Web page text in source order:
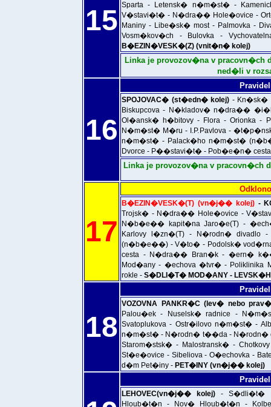
15 Sparta - Letensk� n�m�st� -
V�stavi�t� - N�dra�� Hole�ovice -
Maniny - Libe�sk� most - Palmovka -
Vosm�kov�ch - Bulovka -
B�EZIN�VESK�(Z) (vnit�n� kolej)
Linka je provozov�na v pracovn�ch
ned�li v
16
SPOJOVAC� (st�edn� kolej) - Kn�sk�
Biskupcova - N�kladov� n�dra��
Ol�ansk� h�bitovy - Flora - Orionka -
N�m�st� M�ru - I.P.Pavlova -
n�m�st� - Palack�ho n�m�st�
Dvorce - P��stavi�t� - Pob�e�n�
Linka je provozov�na v pracovn�ch
17
B�EZIN�VESK�(T) (vn�j�� kolej)-
Trojsk� - N�dra�� Hole�ovice -
N�b�e�� kapit�na Jaro�e(T) -
Karlovy l�zn�(T) - N�rodn�
(n�b�e��) - V�to� - Podolsk�
cesta - N�dra�� Bran�k - �ern�
Mod�any - �echova �tvr� - Poliklinika
rokle - S�DLI�T� MOD�ANY -
18
VOZOVNA PANKR�C (lev� nebo
Palou�ek - Nuselsk� radnice -
Svatoplukova - Ostr�ilovo n�m�st� -
n�m�st� - N�rodn� t��da - N�rodn�
Starom�stsk� - Malostransk� -
St�e�ovice - Sibeliova - O�echovka -
d�m Pet�iny - PET�INY (vn�j�� kolej)
LEHOVEC(vn�j�� kolej) - S�dli�t�
Hloub�t�n - Nov� Hloub�t�n -